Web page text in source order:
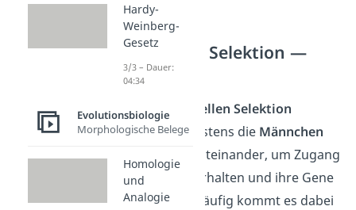
Intrasexuelle Selektion —
Definition
Bei der intrasexuellen Selektion
konkurrieren meistens die Männchen
einer Art direkt miteinander, um Zugang
zu Weibchen zu erhalten und ihre Gene
weiterzugeben. Häufig kommt es dabei
Hardy-
Weinberg-
Gesetz
3/3 – Dauer:
04:34
Evolutionsbiologie
Morphologische Belege
Homologie
und
Analogie